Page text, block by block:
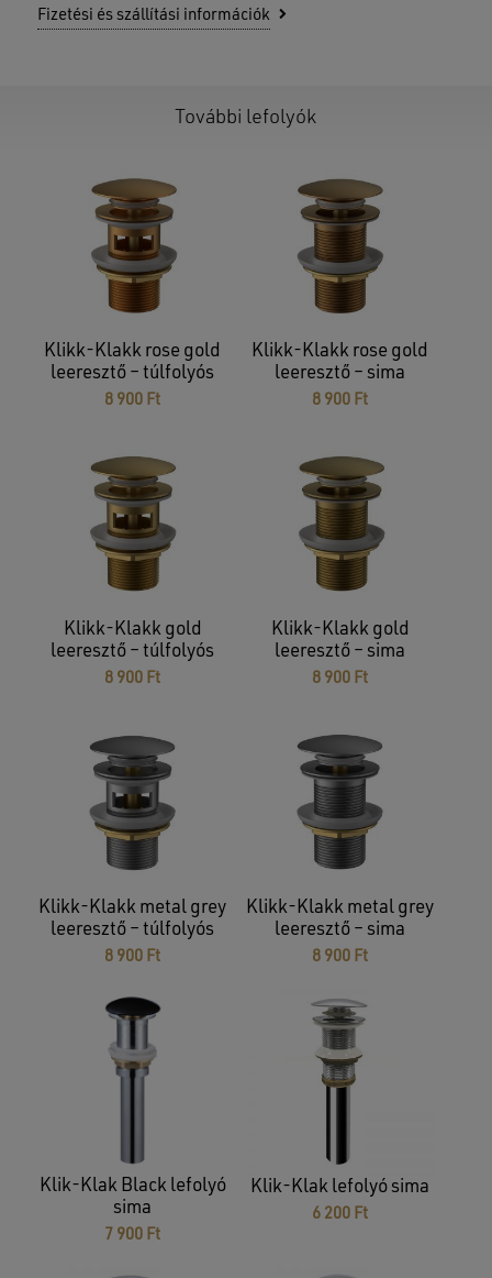
Fizetési és szállítási információk
További lefolyók
Klikk-Klakk rose gold
leeresztő – túlfolyós
8 900 Ft
Klikk-Klakk rose gold
leeresztő – sima
8 900 Ft
Klikk-Klakk gold
leeresztő – túlfolyós
8 900 Ft
Klikk-Klakk gold
leeresztő – sima
8 900 Ft
Klikk-Klakk metal grey
leeresztő – túlfolyós
8 900 Ft
Klikk-Klakk metal grey
leeresztő – sima
8 900 Ft
Klik-Klak Black lefolyó
sima
7 900 Ft
Klik-Klak lefolyó sima
6 200 Ft